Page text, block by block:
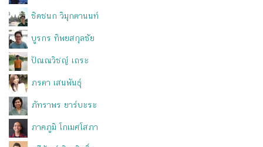
ชิดชนก วิมุกตานนท์
บูรกร ทิพยสกุลชัย
ปัณณวิชญ์ เถระ
ภรตา เสนพันธุ์
ภัทราพร ยาร์บะระ
ภาคภูมิ โกเมศโสภา